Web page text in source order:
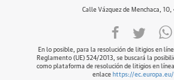
Calle Vázquez de Menchaca,
En lo posible, para la resolución de litigios en
Reglamento (UE) 524/2013, se buscará la
como plataforma de resolución de litigios en
enlace https://ec.europa.eu/